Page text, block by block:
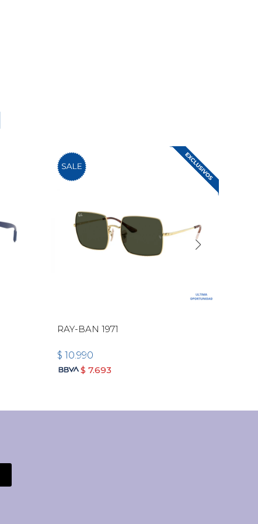
RAY-BAN 1971
$ 10.990
$ 7.693